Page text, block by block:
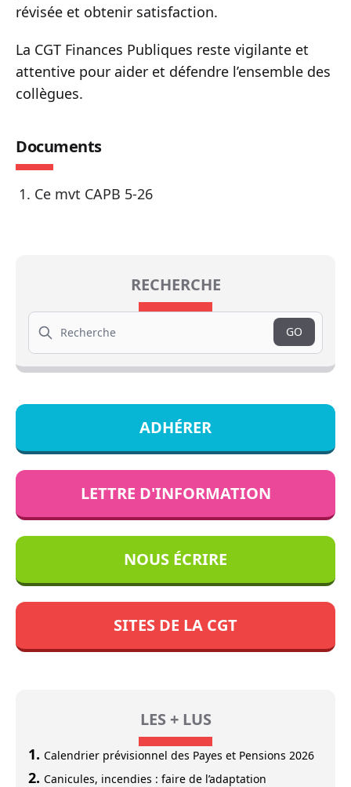
révisée et obtenir satisfaction.
La CGT Finances Publiques reste vigilante et
attentive pour aider et défendre l’ensemble des
collègues.
Documents
Ce mvt CAPB 5-26
RECHERCHE
Search
GO
ADHÉRER
LETTRE D'INFORMATION
NOUS ÉCRIRE
SITES DE LA CGT
LES + LUS
Calendrier prévisionnel des Payes et Pensions 2026
Canicules, incendies : faire de l’adaptation